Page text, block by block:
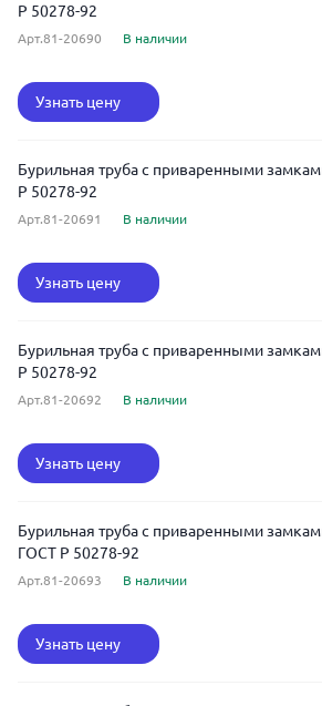
Р 50278-92
Арт.81-20690 В наличии
Узнать цену
Бурильная труба с приваренными
Р 50278-92
Арт.81-20691 В наличии
Узнать цену
Бурильная труба с приваренными
Р 50278-92
Арт.81-20692 В наличии
Узнать цену
Бурильная труба с приваренными
ГОСТ Р 50278-92
Арт.81-20693 В наличии
Узнать цену